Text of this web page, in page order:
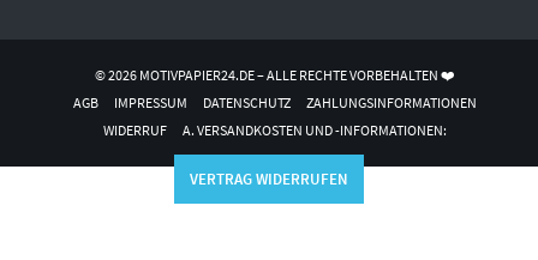
© 2026 MOTIVPAPIER24.DE – ALLE RECHTE VORBEHALTEN ❤️
AGB
IMPRESSUM DATENSCHUTZ
ZAHLUNGSINFORMATIONEN
WIDERRUF
A. VERSANDKOSTEN UND -INFORMATIONEN:
VERTRAG WIDERRUFEN